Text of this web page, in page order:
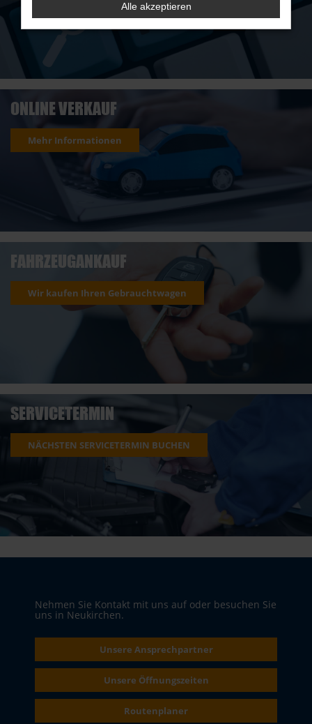
ONLINE VERKAUF
Mehr Informationen
FAHRZEUGANKAUF
Wir kaufen Ihren Gebrauchtwagen
SERVICETERMIN
NÄCHSTEN SERVICETERMIN BUCHEN
Nehmen Sie Kontakt mit uns auf oder besuchen Sie
uns in Neukirchen.
Unsere Ansprechpartner
Unsere Öffnungszeiten
Routenplaner
Alle akzeptieren